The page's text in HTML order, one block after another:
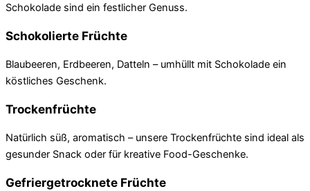
Schokolade sind ein festlicher Genuss.
Schokolierte Früchte
Blaubeeren, Erdbeeren, Datteln – umhüllt mit Schokolade ein
köstliches Geschenk.
Trockenfrüchte
Natürlich süß, aromatisch – unsere Trockenfrüchte sind ideal als
gesunder Snack oder für kreative Food-Geschenke.
Gefriergetrocknete Früchte